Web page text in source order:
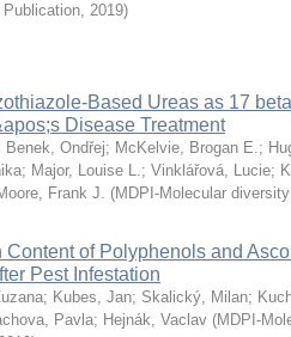
, 2019)
Based Ureas as 17
Disease Treatment
Benek, Ondřej; McKelvie, Brogan E.;
; Major, Louise L.; Vinklářová, Lucie;
Frank J. (MDPI-Molecular
Content of Polyphenols and
Pest Infestation
; Kubes, Jan; Skalický, Milan;
Pavla; Hejnák, Vaclav (MDPI-